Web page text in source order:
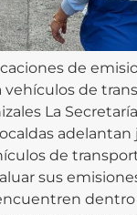
de
de
La
adelantan
de
sus
dentro